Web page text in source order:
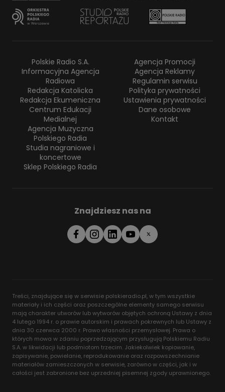
Polskie Radio S.A.
Informacyjna Agencja
Radiowa
Redakcja Katolicka
Redakcja Ekumeniczna
Centrum Edukacji
Medialnej
Agencja Muzyczna
Polskiego Radia
Studia nagraniowe i
koncertowe
Sklep Polskiego Radia
Agencja Promocji
Agencja Reklamy
Regulamin serwisu
Polityka prywatności
Ustawienia prywatności
Dane osobowe
Kontakt
Znajdziesz nas na
Treści, znajdujące się w serwisie polskieradio.pl, w tym wszystkie
materiały i ich części oraz poszczególne elementy samego serwisu
mają charakter utworów lub wytworów objętych ochroną Ustawy z dnia
4 lutego 1994 r. o prawie autorskim i prawach pokrewnych lub Ustawy z
dnia 30 czerwca 2000 r. Prawo własności przemysłowej. Prawa o
których mowa w zdaniu poprzedzającym przysługują Polskiemu Radiu
S.A. w likwidacji lub podmiotom trzecim. Jakiekolwiek kopiowanie,
zapisywanie, powielanie, reprodukowanie oraz rozpowszechnianie
materiałów zamieszczonych w serwisie, zarówno w części, jak i w
całości jest zabronione bez uprzedniej pisemnej zgody uprawnionego.